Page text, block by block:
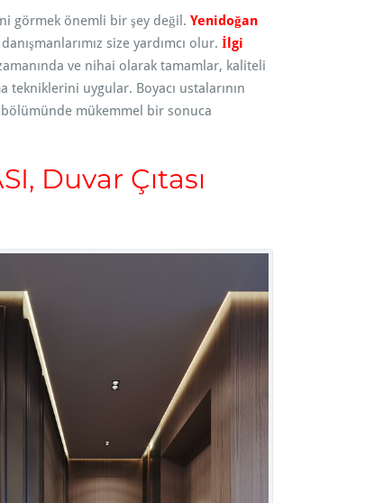
görmek önemli bir şey değil. Yenidoğan
size yardımcı olur. İlgi
ve nihai olarak tamamlar, kaliteli
uygular. Boyacı ustalarının
mükemmel bir sonuca
Duvar Çıtası